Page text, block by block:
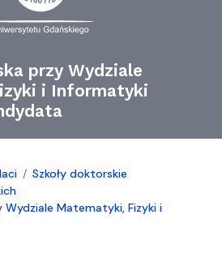
przy Wydziale
i Informatyki
Szkoły doktorskie
Wydziale Matematyki, Fizyki i